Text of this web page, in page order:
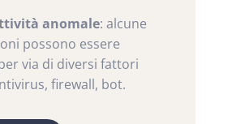
anomale: alcune
possono essere
via di diversi fattori
firewall, bot.